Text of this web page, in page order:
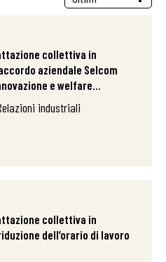
collettiva in
aziendale Selcom
e welfare...
industriali
collettiva in
dell’orario di lavoro